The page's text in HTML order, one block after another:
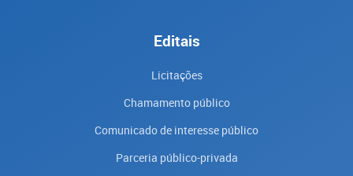
Editais
Licitações
Chamamento público
Comunicado de interesse público
Parceria público-privada